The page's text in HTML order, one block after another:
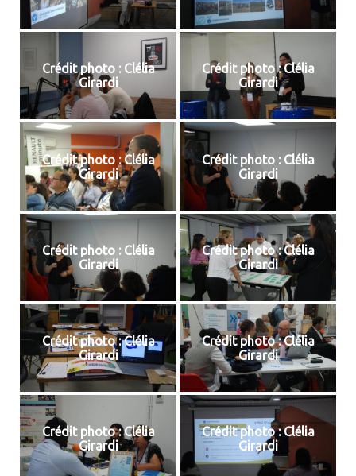
Crédit photo : Clélia
Girardi
Crédit photo : Clélia
Girardi
Crédit photo : Clélia
Girardi
Crédit photo : Clélia
Girardi
Crédit photo : Clélia
Girardi
Crédit photo : Clélia
Girardi
Crédit photo : Clélia
Girardi
Crédit photo : Clélia
Girardi
Crédit photo : Clélia
Girardi
Crédit photo : Clélia
Girardi